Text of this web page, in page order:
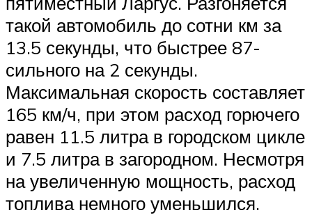
такой автомобиль до сотни км за
13.5 секунды, что быстрее 87-
сильного на 2 секунды.
Максимальная скорость составляет
165 км/ч, при этом расход горючего
равен 11.5 литра в городском цикле
и 7.5 литра в загородном. Несмотря
на увеличенную мощность, расход
топлива немного уменьшился.